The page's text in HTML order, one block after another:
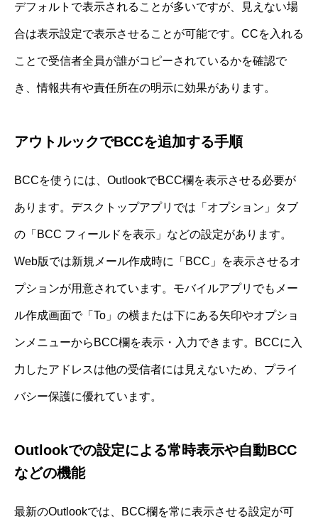
デフォルトで表示されることが多いですが、見えない場
合は表示設定で表示させることが可能です。CCを入れる
ことで受信者全員が誰がコピーされているかを確認で
き、情報共有や責任所在の明示に効果があります。
アウトルックでBCCを追加する手順
BCCを使うには、OutlookでBCC欄を表示させる必要が
あります。デスクトップアプリでは「オプション」タブ
の「BCC フィールドを表示」などの設定があります。
Web版では新規メール作成時に「BCC」を表示させるオ
プションが用意されています。モバイルアプリでもメー
ル作成画面で「To」の横または下にある矢印やオプショ
ンメニューからBCC欄を表示・入力できます。BCCに入
力したアドレスは他の受信者には見えないため、プライ
バシー保護に優れています。
Outlookでの設定による常時表示や自動BCC
などの機能
最新のOutlookでは、BCC欄を常に表示させる設定が可